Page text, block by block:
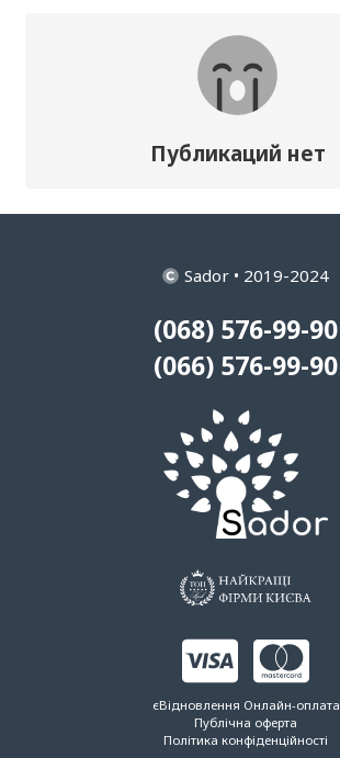
Публикаций нет
Sador • 2019-2024
(068) 576-99-90
(066) 576-99-90
єВідновлення Онлайн-оплата
Публічна оферта
Політика конфіденційності